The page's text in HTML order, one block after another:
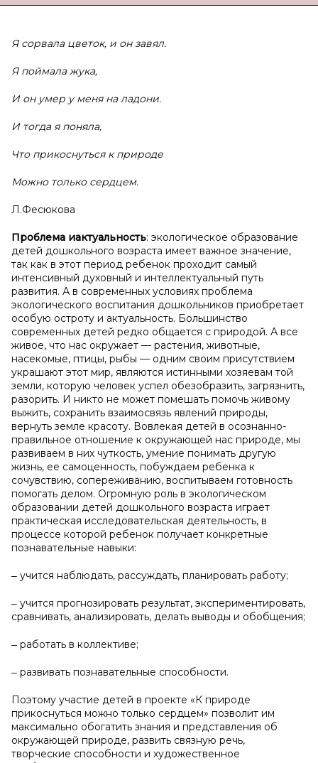
Я сорвала цветок, и он завял.
Я поймала жука,
И он умер у меня на ладони.
И тогда я поняла,
Что прикоснуться к природе
Можно только сердцем.
Л.Фесюкова
Проблема иактуальность: экологическое образование
детей дошкольного возраста имеет важное значение,
так как в этот период ребенок проходит самый
интенсивный духовный и интеллектуальный путь
развития. А в современных условиях проблема
экологического воспитания дошкольников приобретает
особую остроту и актуальность. Большинство
современных детей редко общается с природой. А все
живое, что нас окружает — растения, животные,
насекомые, птицы, рыбы — одним своим присутствием
украшают этот мир, являются истинными хозяевам той
земли, которую человек успел обезобразить, загрязнить,
разорить. И никто не может помешать помочь живому
выжить, сохранить взаимосвязь явлений природы,
вернуть земле красоту. Вовлекая детей в осознанно-
правильное отношение к окружающей нас природе, мы
развиваем в них чуткость, умение понимать другую
жизнь, ее самоценность, побуждаем ребенка к
сочувствию, сопереживанию, воспитываем готовность
помогать делом. Огромную роль в экологическом
образовании детей дошкольного возраста играет
практическая исследовательская деятельность, в
процессе которой ребенок получает конкретные
познавательные навыки:
‒ учится наблюдать, рассуждать, планировать работу;
‒ учится прогнозировать результат, экспериментировать,
сравнивать, анализировать, делать выводы и обобщения;
‒ работать в коллективе;
‒ развивать познавательные способности.
Поэтому участие детей в проекте «К природе
прикоснуться можно только сердцем» позволит им
максимально обогатить знания и представления об
окружающей природе, развить связную речь,
творческие способности и художественное